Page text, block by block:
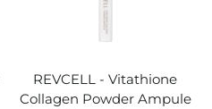
REVCELL - Vitathione
Collagen Powder Ampule